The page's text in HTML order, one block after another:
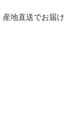
地直送でお届け